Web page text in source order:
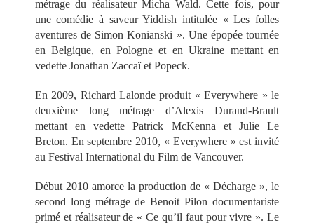
métrage du réalisateur Micha Wald. Cette fois, pour
une comédie à saveur Yiddish intitulée « Les folles
aventures de Simon Konianski ». Une épopée tournée
en Belgique, en Pologne et en Ukraine mettant en
vedette Jonathan Zaccaï et Popeck.
En 2009, Richard Lalonde produit « Everywhere » le
deuxième long métrage d’Alexis Durand-Brault
mettant en vedette Patrick McKenna et Julie Le
Breton. En septembre 2010, « Everywhere » est invité
au Festival International du Film de Vancouver.
Début 2010 amorce la production de « Décharge », le
second long métrage de Benoit Pilon documentariste
primé et réalisateur de « Ce qu’il faut pour vivre ». Le